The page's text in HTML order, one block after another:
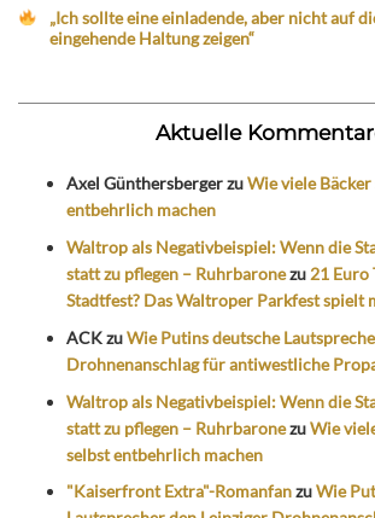
„Ich sollte eine einladende, aber nicht auf
eingehende Haltung zeigen“
Aktuelle
Axel GünthersbergerzuWie viele
entbehrlich machen
Waltrop als Negativbeispiel: Wenn die
statt zu pflegen – Ruhrbaronezu 21 Euro
Stadtfest? Das Waltroper Parkfest spielt
ACKzuWie Putins deutsche
Drohnenanschlag für antiwestliche
Waltrop als Negativbeispiel: Wenn die
statt zu pflegen – RuhrbaronezuWie
selbst entbehrlich machen
"Kaiserfront Extra"-RomanfanzuWie